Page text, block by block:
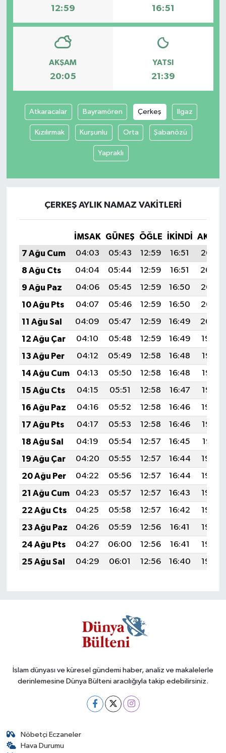
12:59 16:51
AKŞAM
20:05
YATSI
21:39
Atkaracalar Bayramören Çerkeş Ilgaz
Kızılırmak Kurşunlu Orta Şabanözü
Yapraklı
ÇERKEŞ AYLIK NAMAZ VAKITLERI
İMSAK GÜNEŞ ÖĞLE İKINDI
7 Ağu Cum
04:03 05:43 12:59 16:51
20:05
8 Ağu Cts
04:04 05:44 12:59 16:51
20:04
9 Ağu Paz
04:06 05:45 12:59 16:50
20:03
10 Ağu Pts
04:07 05:46 12:59 16:50
20:02
11 Ağu Sal
04:09 05:47 12:59 16:49
20:00
12 Ağu Çar
04:10 05:48 12:59 16:49
19:59
13 Ağu Per
04:12 05:49 12:58 16:48
19:58
14 Ağu Cum
04:13 05:50 12:58 16:48
19:56
15 Ağu Cts
04:15 05:51 12:58 16:47
19:55
16 Ağu Paz
04:16 05:52 12:58 16:46
19:54
17 Ağu Pts
04:17 05:53 12:58 16:46
19:52
18 Ağu Sal
04:19 05:54 12:57 16:45
19:51
19 Ağu Çar
04:20 05:55 12:57 16:44
19:49
20 Ağu Per
04:22 05:56 12:57 16:44
19:48
21 Ağu Cum
04:23 05:57 12:57 16:43
19:46
22 Ağu Cts
04:25 05:58 12:57 16:42
19:45
23 Ağu Paz
04:26 05:59 12:56 16:41
19:43
24 Ağu Pts
04:27 06:00 12:56 16:41
19:42
25 Ağu Sal
04:29 06:01 12:56 16:40 19:40
İslam dünyası ve küresel gündemi haber, analiz ve makalelerle
derinlemesine Dünya Bülteni aracılığıyla takip edebilirsiniz.
Nöbetçi Eczaneler
Hava Durumu